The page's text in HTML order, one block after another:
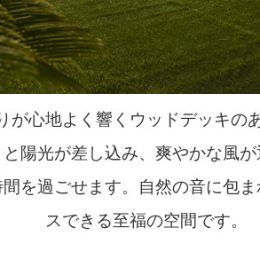
が心地よく響くウッドデッキの
陽光が差し込み、爽やかな風
を過ごせます。自然の音に包
スできる至福の空間です。